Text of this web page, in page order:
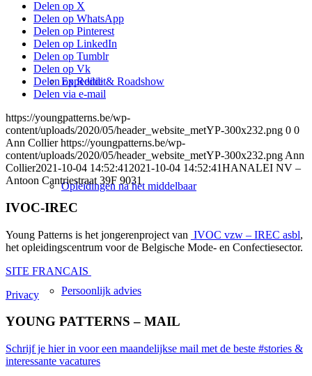
Expeditie & Roadshow
Opleidingen na het middelbaar
Persoonlijk advies
Delen op X
Delen op WhatsApp
Delen op Pinterest
Delen op LinkedIn
Delen op Tumblr
Delen op Vk
Delen op Reddit
Delen via e-mail
https://youngpatterns.be/wp-
content/uploads/2020/05/header_website_metYP-300x232.png 0 0
Ann Collier https://youngpatterns.be/wp-
content/uploads/2020/05/header_website_metYP-300x232.png Ann
Collier2021-10-04 14:52:41 2021-10-04 14:52:41HANALEI NV –
Antoon Cantriestraat 39F 9031
IVOC-IREC
Young Patterns is het jongerenproject van IVOC vzw – IREC asbl,
het opleidingscentrum voor de Belgische Mode- en Confectiesector.
SITE FRANCAIS
Privacy
YOUNG PATTERNS – MAIL
Schrijf je hier in voor een maandelijkse mail met de beste #stories &
interessante vacatures